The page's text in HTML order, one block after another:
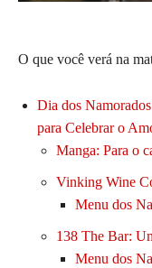
O que você verá na
Dia dos
para Celebrar o
Manga: Para o
Vinking Wine
Menu dos
138 The Bar:
Menu dos